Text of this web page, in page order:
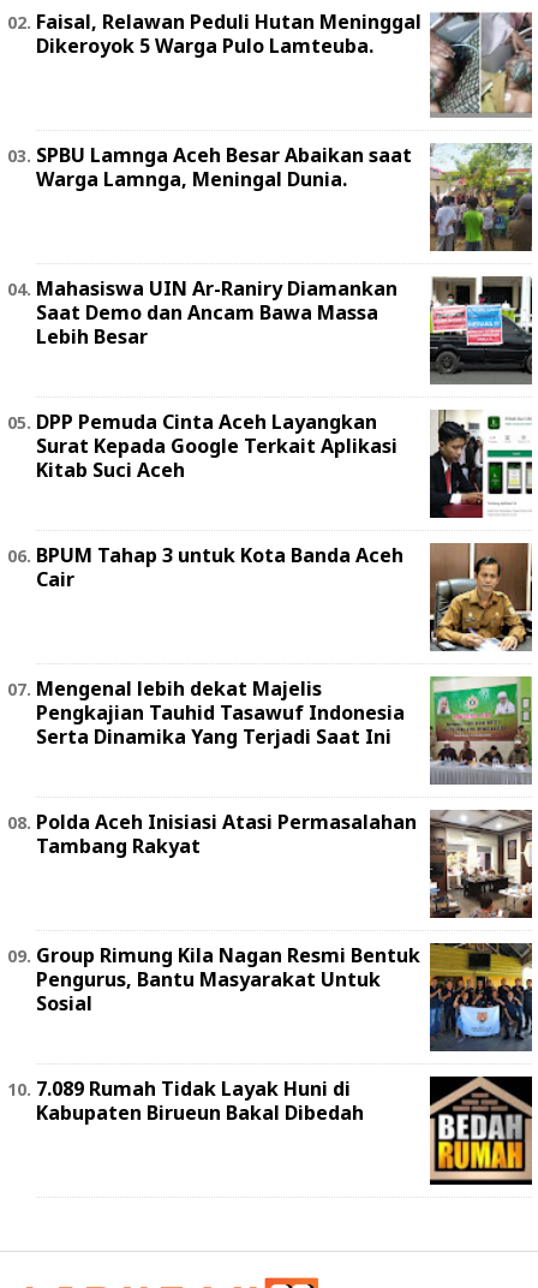
Faisal, Relawan Peduli Hutan Meninggal
Dikeroyok 5 Warga Pulo Lamteuba.
SPBU Lamnga Aceh Besar Abaikan saat
Warga Lamnga, Meningal Dunia.
Mahasiswa UIN Ar-Raniry Diamankan
Saat Demo dan Ancam Bawa Massa
Lebih Besar
DPP Pemuda Cinta Aceh Layangkan
Surat Kepada Google Terkait Aplikasi
Kitab Suci Aceh
BPUM Tahap 3 untuk Kota Banda Aceh
Cair
Mengenal lebih dekat Majelis
Pengkajian Tauhid Tasawuf Indonesia
Serta Dinamika Yang Terjadi Saat Ini
Polda Aceh Inisiasi Atasi Permasalahan
Tambang Rakyat
Group Rimung Kila Nagan Resmi Bentuk
Pengurus, Bantu Masyarakat Untuk
Sosial
7.089 Rumah Tidak Layak Huni di
Kabupaten Birueun Bakal Dibedah